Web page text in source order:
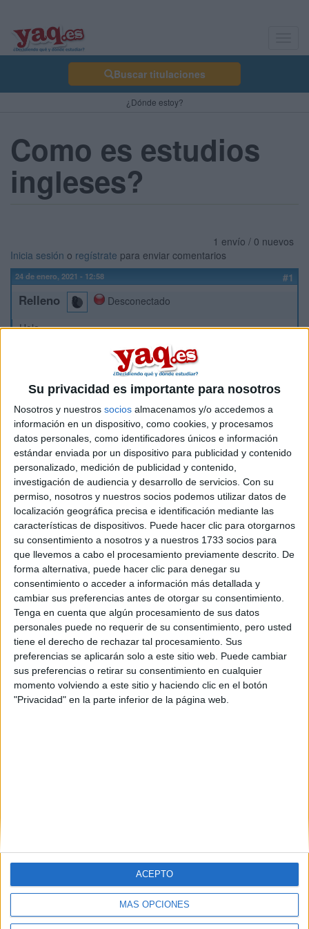
Su privacidad es importante para nosotros
Nosotros y nuestros socios almacenamos y/o accedemos a
información en un dispositivo, como cookies, y procesamos
datos personales, como identificadores únicos e información
estándar enviada por un dispositivo para publicidad y contenido
personalizado, medición de publicidad y contenido,
investigación de audiencia y desarrollo de servicios. Con su
permiso, nosotros y nuestros socios podemos utilizar datos de
localización geográfica precisa e identificación mediante las
características de dispositivos. Puede hacer clic para otorgarnos
su consentimiento a nosotros y a nuestros 1733 socios para
que llevemos a cabo el procesamiento previamente descrito. De
forma alternativa, puede hacer clic para denegar su
consentimiento o acceder a información más detallada y
cambiar sus preferencias antes de otorgar su consentimiento.
Tenga en cuenta que algún procesamiento de sus datos
personales puede no requerir de su consentimiento, pero usted
tiene el derecho de rechazar tal procesamiento. Sus
preferencias se aplicarán solo a este sitio web. Puede cambiar
sus preferencias o retirar su consentimiento en cualquier
momento volviendo a este sitio y haciendo clic en el botón
"Privacidad" en la parte inferior de la página web.
MÁS OPCIONES
ACEPTO
Buscar titulaciones
¿Dónde estoy?
Como es estudios
ingleses?
1 envío / 0 nuevos
Inicia sesión o regístrate para enviar comentarios
24 de enero, 2021 - 12:58 #1
Relleno
Desconectado
Hola
Estoy en 2° de Bachiller y estaba pensando en estudiar
estudios ingleses. Me gustaria que me dierais vuestra opinion
sobre la carrera: dificultad, como es, ambiente,
Tambien me interesa la carrera de traduccion e
interpretacion, pero dicen que hay mas presion y tal...
Cual me aconsejais? Traduccion tiene mas salidas?
Grasias, hasta luego
Inicio
Etiquetas: Vuestras sugerencias